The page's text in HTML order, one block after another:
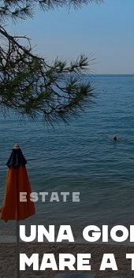
Estate
UNA
MARE A